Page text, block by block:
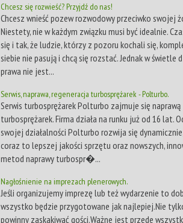
Chcesz się rozwieść? Przyjdź do nas!
Chcesz wnieść pozew rozwodowy przeciwko swojej
Niestety, nie w każdym związku musi być idealnie.
się i tak, że ludzie, którzy z pozoru kochali się,
siebie nie pasują i chcą się rozstać. Jednak w świetle
prawa nie jest...
Serwis, naprawa, regeneracja turbosprężarek - Polturbo.
Serwis turbosprężarek Polturbo zajmuje się naprawą
turbosprężarek. Firma działa na runku już od 16 lat.
swojej działalności Polturbo rozwija się
coraz to lepszej jakości sprzętu oraz nowszych,
metod naprawy turbospr�...
Nagłośnienie na imprezach plenerowych.
Jeśli organizujemy imprezę lub też wydarzenie to
wszystko będzie przygotowane jak najlepiej.Nie
powinny zaskakiwać gości.Ważne jest przede